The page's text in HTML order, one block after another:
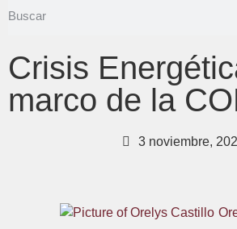
Crisis
marco de la
3 noviembre,